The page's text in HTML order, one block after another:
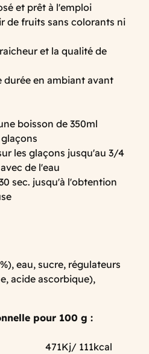
et prêt à l'emploi
de fruits sans colorants ni
et la qualité de
en ambiant avant
boisson de 350ml
les glaçons jusqu'au 3/4
de l'eau
sec. jusqu'à l'obtention
eau, sucre, régulateurs
acide ascorbique),
pour 100 g :
471Kj/ 111kcal